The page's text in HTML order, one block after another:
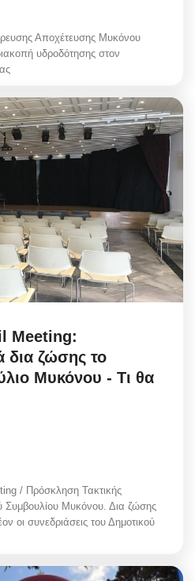
Αποχέτευσης Μυκόνου
υδροδότησης στον
Meeting:
δια ζώσης το
Μυκόνου - Τι θα
/ Πρόσκληση Τακτικής
Συμβουλίου Μυκόνου. Δια ζώσης
οι συνεδριάσεις του Δημοτικού